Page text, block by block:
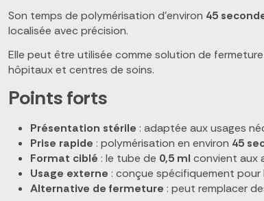
Son temps de polymérisation d'environ 45
localisée avec précision.
Elle peut être utilisée comme solution de
hôpitaux et centres de soins.
Points forts
Présentation stérile : adaptée aux usages
Prise rapide : polymérisation en environ 45
Format ciblé : le tube de 0,5 ml convient aux
Usage externe : conçue spécifiquement
Alternative de fermeture : peut remplacer